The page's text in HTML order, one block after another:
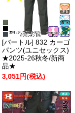
[バートル] 832 カーゴ
パンツ(ユニセックス)
★2025-26秋冬/新商
品★
3,051円(税込)